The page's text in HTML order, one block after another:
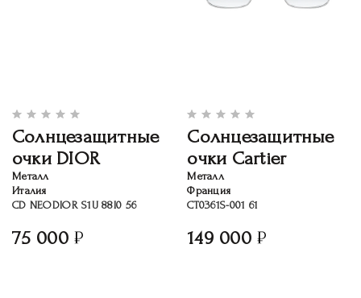
Солнцезащитные
очки DIOR
Металл
Италия
CD NEODIOR S1U 88I0 56
75 000
Солнцезащитные
очки Cartier
Металл
Франция
CT0361S-001 61
149 000